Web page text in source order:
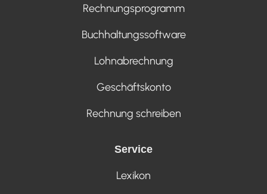
Rechnungsprogramm
Buchhaltungssoftware
Lohnabrechnung
Geschäftskonto
Rechnung schreiben
Service
Lexikon